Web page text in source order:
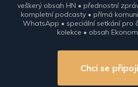
veškerý obsah HN • přednostní
kompletní podcasty • přímá
WhatsApp • speciální setkání pro
kolekce • obsah
Chci se